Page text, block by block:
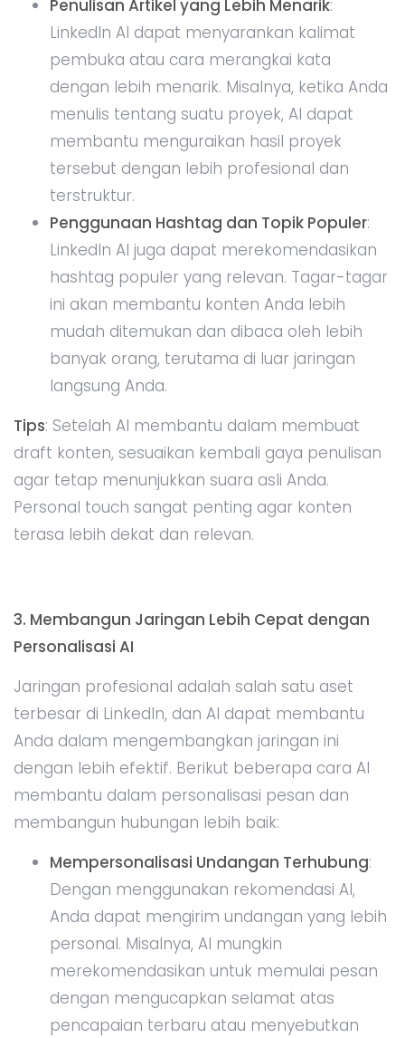
Penulisan Artikel yang Lebih Menarik:
LinkedIn AI dapat menyarankan kalimat
pembuka atau cara merangkai kata
dengan lebih menarik. Misalnya, ketika Anda
menulis tentang suatu proyek, AI dapat
membantu menguraikan hasil proyek
tersebut dengan lebih profesional dan
terstruktur.
Penggunaan Hashtag dan Topik Populer:
LinkedIn AI juga dapat merekomendasikan
hashtag populer yang relevan. Tagar-tagar
ini akan membantu konten Anda lebih
mudah ditemukan dan dibaca oleh lebih
banyak orang, terutama di luar jaringan
langsung Anda.
Tips: Setelah AI membantu dalam membuat
draft konten, sesuaikan kembali gaya penulisan
agar tetap menunjukkan suara asli Anda.
Personal touch sangat penting agar konten
terasa lebih dekat dan relevan.
3. Membangun Jaringan Lebih Cepat dengan
Personalisasi AI
Jaringan profesional adalah salah satu aset
terbesar di LinkedIn, dan AI dapat membantu
Anda dalam mengembangkan jaringan ini
dengan lebih efektif. Berikut beberapa cara AI
membantu dalam personalisasi pesan dan
membangun hubungan lebih baik:
Mempersonalisasi Undangan Terhubung:
Dengan menggunakan rekomendasi AI,
Anda dapat mengirim undangan yang lebih
personal. Misalnya, AI mungkin
merekomendasikan untuk memulai pesan
dengan mengucapkan selamat atas
pencapaian terbaru atau menyebutkan